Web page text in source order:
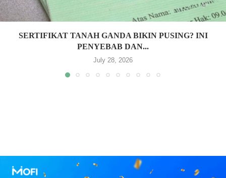
SERTIFIKAT TANAH GANDA BIKIN PUSING? INI
PENYEBAB DAN...
July 28, 2026